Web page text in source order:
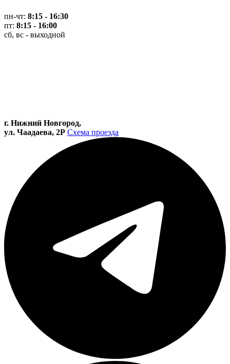
пн-чт: 8:15 - 16:30
пт: 8:15 - 16:00
сб, вс - выходной
г. Нижний Новгород,
ул. Чаадаева, 2Р Схема проезда